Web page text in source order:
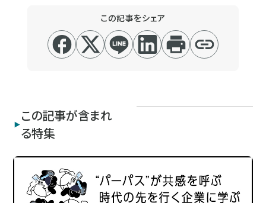
この記事をシェア
この記事が含まれ
る特集